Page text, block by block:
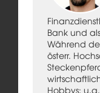
Bank und
Während
österr.
Hobbys: